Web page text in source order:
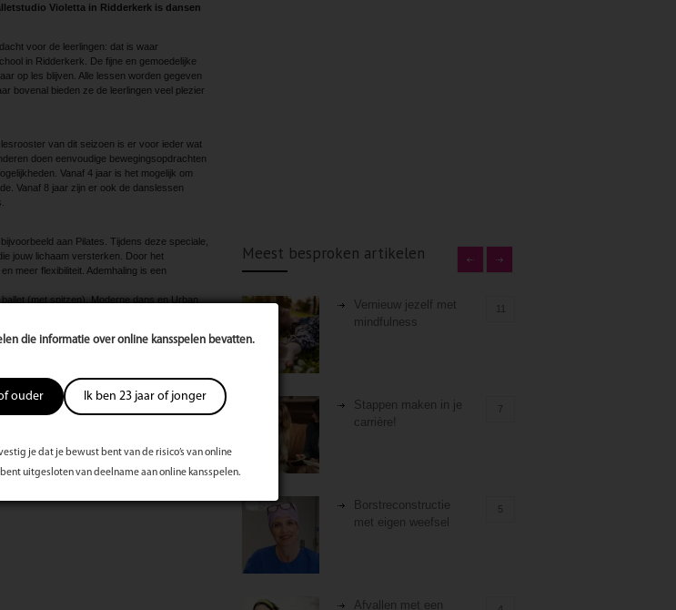
die informatie over online kansspelen bevatten.
ouder Ik ben 23 jaar of jonger
je dat je bewust bent van de risico’s van online
uitgesloten van deelname aan online kansspelen.
Violetta in Ridderkerk is dansen
voor de leerlingen: dat is waar
in Ridderkerk. De fijne en gemoedelijke
op les blijven. Alle lessen worden gegeven
bovenal bieden ze de leerlingen veel plezier
van dit seizoen is er voor ieder wat
doen eenvoudige bewegingsopdrachten
Vanaf 4 jaar is het mogelijk om
Vanaf 8 jaar zijn er ook de danslessen
aan Pilates. Tijdens deze speciale,
jouw lichaam versterken. Door het
meer flexibiliteit. Ademhaling is een
(met spitzen), Moderne dans en Urban
met balletles om een mooi lichaam met
volwassenen. Bij Yoga worden staande,
afgesloten met een meditatie tot diepe
geschonken aan het stretchen (soepel
Een heerlijk begin van het weekend!
Meest besproken artikelen
Vernieuw jezelf met
mindfulness
Stappen maken in je
carrière!
7
Borstreconstructie
met eigen weefsel
5
Afvallen met een